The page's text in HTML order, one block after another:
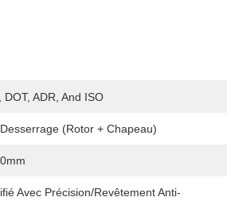
DOT, ADR, And ISO
(Rotor + Chapeau)
Avec Précision/revêtement Anti-